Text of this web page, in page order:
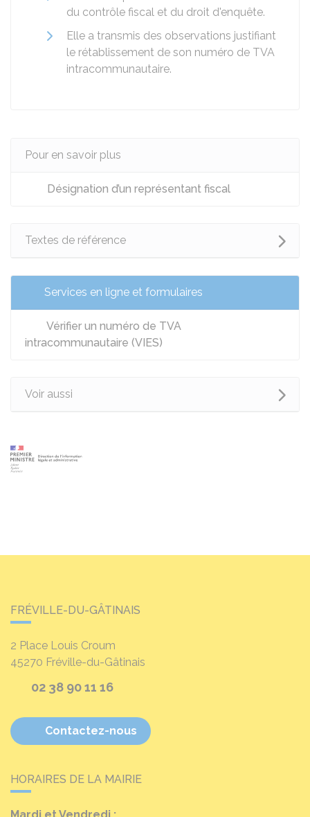
du contrôle fiscal et du droit d'enquête.
Elle a transmis des observations justifiant
le rétablissement de son numéro de TVA
intracommunautaire.
Pour en savoir plus
Désignation d’un représentant fiscal
Textes de référence
Services en ligne et formulaires
Vérifier un numéro de TVA
intracommunautaire (VIES)
Voir aussi
FRÉVILLE-DU-GÂTINAIS
2 Place Louis Croum
45270 Fréville-du-Gâtinais
02 38 90 11 16
Contactez-nous
HORAIRES DE LA MAIRIE
Mardi et Vendredi :